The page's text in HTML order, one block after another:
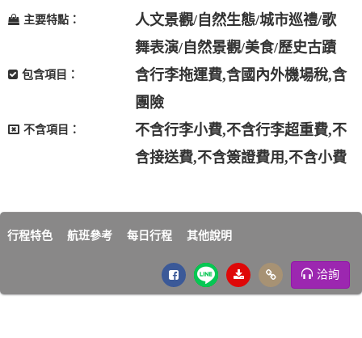
主要特點：
人文景觀/自然生態/城市巡禮/歌
舞表演/自然景觀/美食/歷史古蹟
包含項目：
含行李拖運費,含國內外機場稅,含
團險
不含項目：
不含行李小費,不含行李超重費,不
含接送費,不含簽證費用,不含小費
行程特色 航班參考 每日行程 其他說明
洽詢